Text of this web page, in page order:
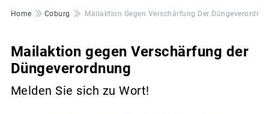
Pfadnavigation
Home Coburg Mailaktion Gegen Verschärfung Der
Mailaktion gegen Verschärfung der
Düngeverordnung
Melden Sie sich zu Wort!